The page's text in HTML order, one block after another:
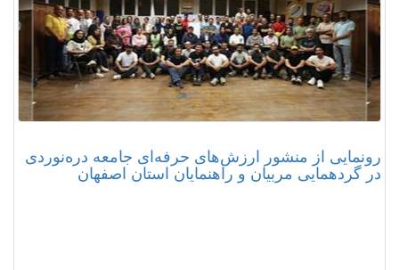
رونمایی از منشور ارزش‌های حرفه‌ای جامعه دره‌نوردی
در گردهمایی مربیان و راهنمایان استان اصفهان